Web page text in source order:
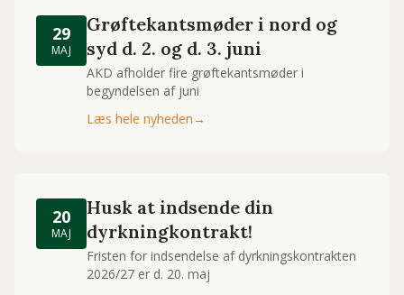
29
MAJ
Grøftekantsmøder i nord og
syd d. 2. og d. 3. juni
AKD afholder fire grøftekantsmøder i
begyndelsen af juni
Læs hele nyheden→
20
MAJ
Husk at indsende din
dyrkningkontrakt!
Fristen for indsendelse af dyrkningskontrakten
2026/27 er d. 20. maj